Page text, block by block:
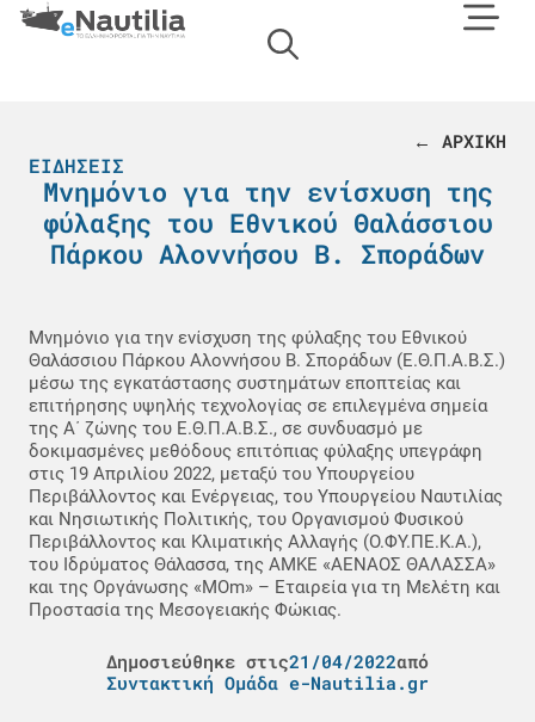
← ΑΡΧΙΚΗ
ΕΙΔΉΣΕΙΣ
Μνημόνιο για την ενίσχυση της
φύλαξης του Εθνικού Θαλάσσιου
Πάρκου Αλοννήσου Β. Σποράδων
Μνημόνιο για την ενίσχυση της φύλαξης του Εθνικού
Θαλάσσιου Πάρκου Αλοννήσου Β. Σποράδων (Ε.Θ.Π.Α.Β.Σ.)
μέσω της εγκατάστασης συστημάτων εποπτείας και
επιτήρησης υψηλής τεχνολογίας σε επιλεγμένα σημεία
της Α΄ ζώνης του Ε.Θ.Π.Α.Β.Σ., σε συνδυασμό με
δοκιμασμένες μεθόδους επιτόπιας φύλαξης υπεγράφη
στις 19 Απριλίου 2022, μεταξύ του Υπουργείου
Περιβάλλοντος και Ενέργειας, του Υπουργείου Ναυτιλίας
και Νησιωτικής Πολιτικής, του Οργανισμού Φυσικού
Περιβάλλοντος και Κλιματικής Αλλαγής (Ο.ΦΥ.ΠΕ.Κ.Α.),
του Ιδρύματος Θάλασσα, της ΑΜΚΕ «ΑΕΝΑΟΣ ΘΑΛΑΣΣΑ»
και της Οργάνωσης «ΜΟm» – Εταιρεία για τη Μελέτη και
Προστασία της Μεσογειακής Φώκιας.
Δημοσιεύθηκε στις21/04/2022από
Συντακτική Ομάδα e-Nautilia.gr